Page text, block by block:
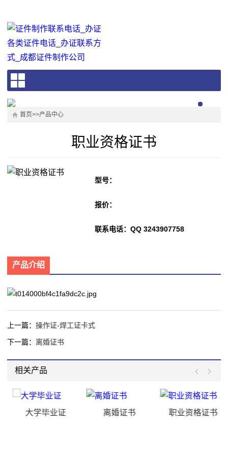
首页>>产品中心
职业资格证书
型号：
报价：
联系电话：QQ 3243907758
产品介绍
上一篇： 操作证-焊工证卡式
下一篇： 离婚证书
相关产品
大学毕业证 离婚证书 职业资格证书